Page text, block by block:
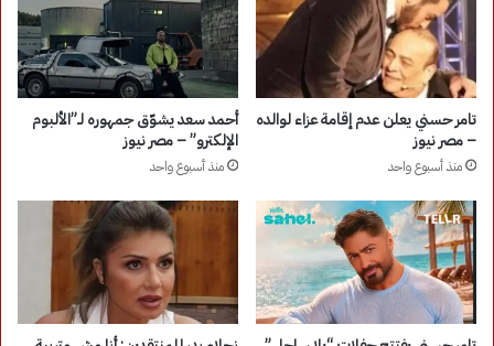
تامر حسني يعلن عدم إقامة عزاء لوالده
– مصر نيوز
منذ أسبوع واحد
أحمد سعد يشوّق جمهوره لـ”الألبوم
الإلكترو” – مصر نيوز
منذ أسبوع واحد